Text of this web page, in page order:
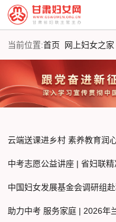
当前位置:首页 网上妇女之家